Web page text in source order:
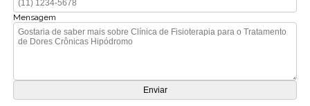
Mensagem